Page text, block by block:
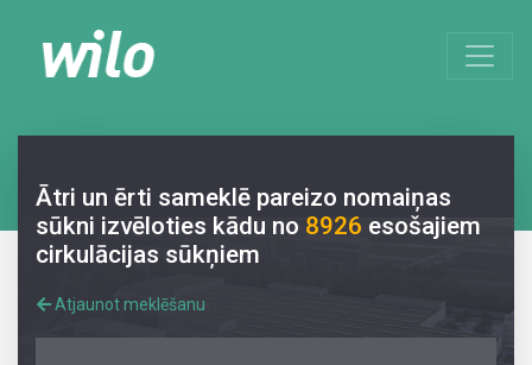
Ātri un ērti sameklē pareizo nomaiņas
sūkni izvēloties kādu no 8926 esošajiem
cirkulācijas sūkņiem
Atjaunot meklēšanu